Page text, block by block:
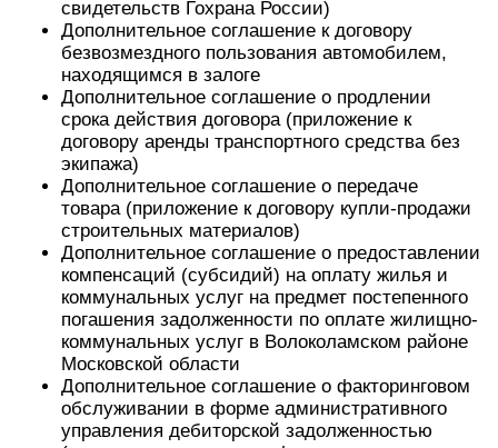
свидетельств Гохрана России)
Дополнительное соглашение к договору
безвозмездного пользования автомобилем,
находящимся в залоге
Дополнительное соглашение о продлении
срока действия договора (приложение к
договору аренды транспортного средства без
экипажа)
Дополнительное соглашение о передаче
товара (приложение к договору купли-продажи
строительных материалов)
Дополнительное соглашение о предоставлении
компенсаций (субсидий) на оплату жилья и
коммунальных услуг на предмет постепенного
погашения задолженности по оплате жилищно-
коммунальных услуг в Волоколамском районе
Московской области
Дополнительное соглашение о факторинговом
обслуживании в форме административного
управления дебиторской задолженностью